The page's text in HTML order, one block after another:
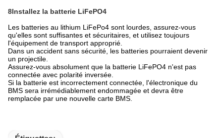
8Installez la batterie LiFePO4
Les batteries au lithium LiFePo4 sont lourdes, assurez-vous
qu'elles sont suffisantes et sécuritaires, et utilisez toujours
l'équipement de transport approprié.
Dans un accident sans sécurité, les batteries pourraient devenir
un projectile.
Assurez-vous absolument que la batterie LiFePO4 n'est pas
connectée avec polarité inversée.
Si la batterie est incorrectement connectée, l'électronique du
BMS sera irrémédiablement endommagée et devra être
remplacée par une nouvelle carte BMS.